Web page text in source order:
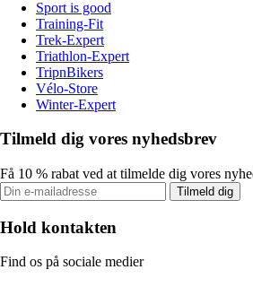
Sport is good
Training-Fit
Trek-Expert
Triathlon-Expert
TripnBikers
Vélo-Store
Winter-Expert
Tilmeld dig vores nyhedsbrev
Få 10 % rabat ved at tilmelde dig vores
Tilmeld dig
Hold kontakten
Find os på sociale medier